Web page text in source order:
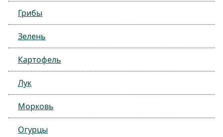
Грибы
Зелень
Картофель
Лук
Морковь
Огурцы